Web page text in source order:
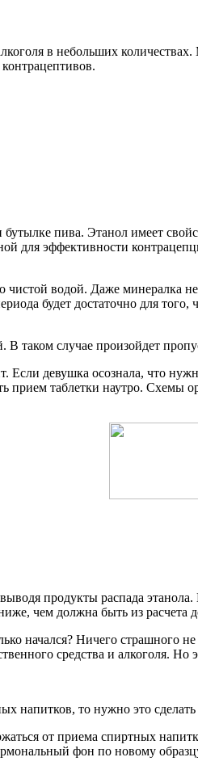
в небольших
пива. Этанол имеет
для эффективности
водой. Даже минералка
будет достаточно для
В таком случае произойдет
Если девушка осознала, что
таблетки наутро. Схемы
продукты распада
чем должна быть из расчета
начался? Ничего страшного
средства и алкоголя. Но
напитков, то нужно это
от приема спиртных
фон по новому